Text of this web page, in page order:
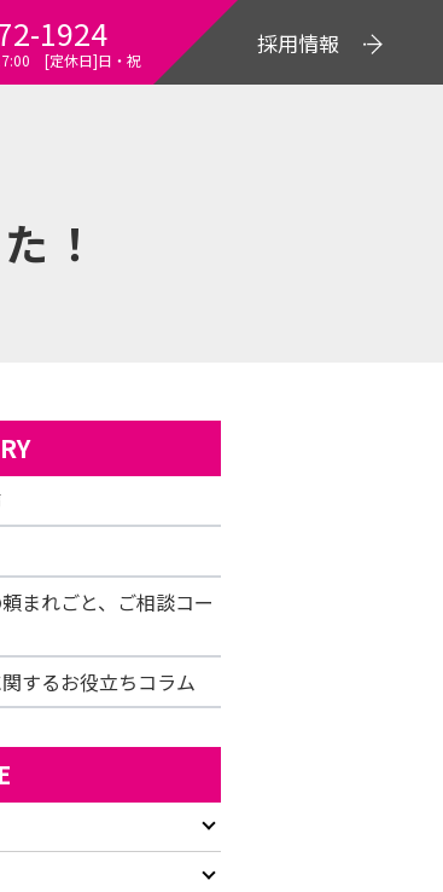
1924
[定休日]日・祝
採用情報
！
まれごと、ご相談コー
するお役立ちコラム